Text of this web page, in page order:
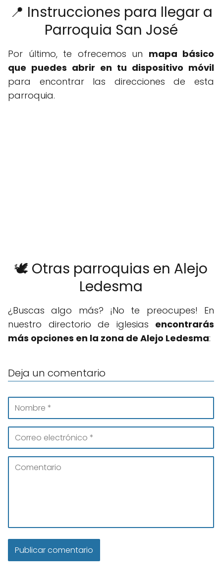
📍 Instrucciones para llegar a
Parroquia San José
Por último, te ofrecemos un mapa básico
que puedes abrir en tu dispositivo móvil
para encontrar las direcciones de esta
parroquia.
🕊️ Otras parroquias en Alejo
Ledesma
¿Buscas algo más? ¡No te preocupes! En
nuestro directorio de iglesias encontrarás
más opciones en la zona de Alejo Ledesma:
Deja un comentario